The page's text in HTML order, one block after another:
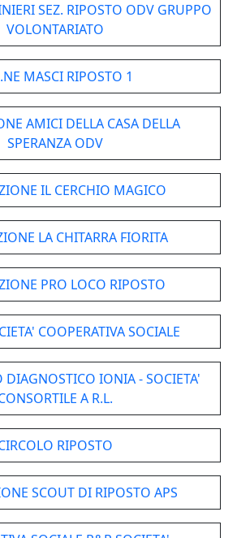
SEZ. RIPOSTO ODV GRUPPO
VOLONTARIATO
MASCI RIPOSTO 1
AMICI DELLA CASA DELLA
SPERANZA ODV
IL CERCHIO MAGICO
LA CHITARRA FIORITA
PRO LOCO RIPOSTO
COOPERATIVA SOCIALE
DIAGNOSTICO IONIA - SOCIETA'
A R.L.
RIPOSTO
SCOUT DI RIPOSTO APS